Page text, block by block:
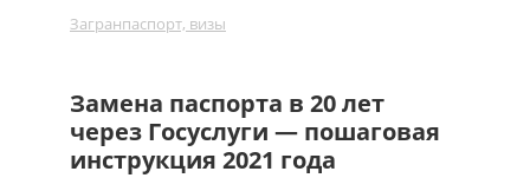
Загранпаспорт, визы
Замена паспорта в 20 лет
через Госуслуги — пошаговая
инструкция 2021 года